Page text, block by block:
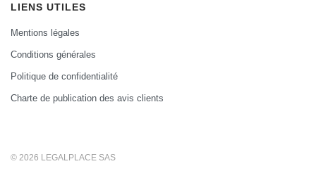
LIENS UTILES
Mentions légales
Conditions générales
Politique de confidentialité
Charte de publication des avis clients
© 2026 LEGALPLACE SAS